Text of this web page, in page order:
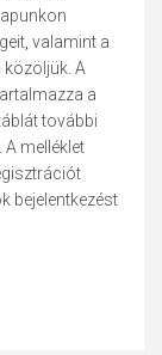
valamint a
A
a
további
melléklet
bejelentkezést